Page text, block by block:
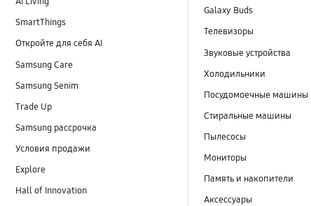
SmartThings
Откройте для себя AI
Samsung Care
Samsung Senim
Trade Up
Samsung рассрочка
Условия продажи
Explore
Hall of Innovation
Galaxy Buds
Телевизоры
Звуковые устройства
Холодильники
Посудомоечные машины
Стиральные машины
Пылесосы
Мониторы
Память и накопители
Аксессуары